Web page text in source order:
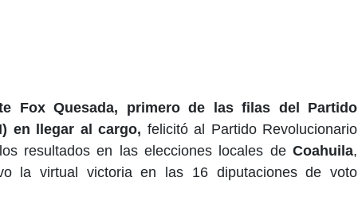
Fox Quesada, primero de las filas del Partido
en llegar al cargo, felicitó al Partido Revolucionario
resultados en las elecciones locales deCoahuila,
la virtual victoria en las 16 diputaciones de voto